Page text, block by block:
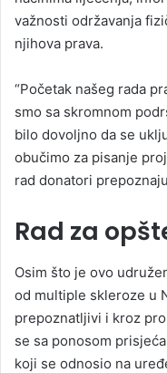
važnosti održavanja
njihova prava.
“Početak našeg rada
smo sa skromnom
bilo dovoljno da se
obučimo za pisanje
rad donatori
Rad za
Osim što je ovo
od multiple skleroze u
prepoznatljivi i kroz
se sa ponosom
koji se odnosio na